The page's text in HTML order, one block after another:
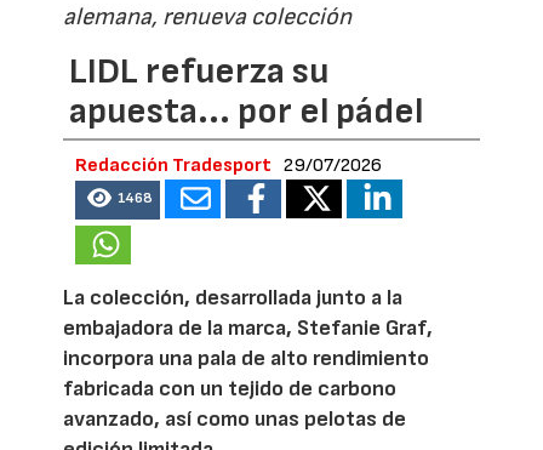
alemana, renueva colección
LIDL refuerza su
apuesta... por el pádel
Redacción Tradesport 29/07/2026
1468
La colección, desarrollada junto a la
embajadora de la marca, Stefanie Graf,
incorpora una pala de alto rendimiento
fabricada con un tejido de carbono
avanzado, así como unas pelotas de